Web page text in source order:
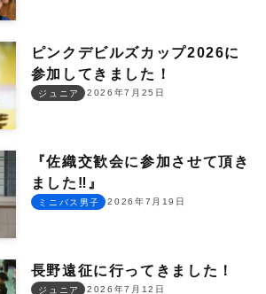
ピンクデビルズカップ2026に
参加してきました！
2026年7月25日
ジュニア
『佐織交歓会に参加させて頂き
ました‼︎』
2026年7月19日
ミニバス男子
長野遠征に行ってきました！
2026年7月12日
ジュニア